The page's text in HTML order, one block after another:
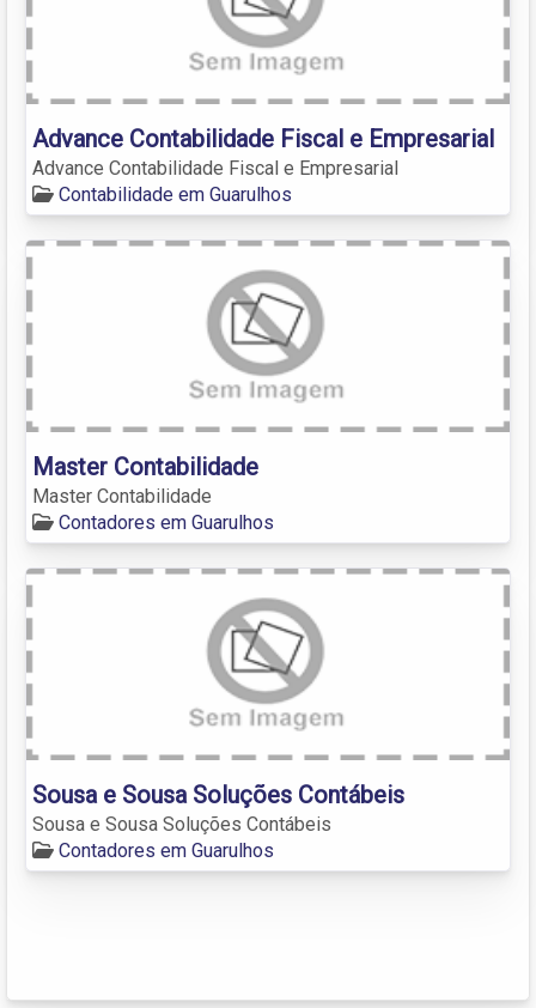
Advance Contabilidade Fiscal e Empresarial
Advance Contabilidade Fiscal e Empresarial
Contabilidade em Guarulhos
Master Contabilidade
Master Contabilidade
Contadores em Guarulhos
Sousa e Sousa Soluções Contábeis
Sousa e Sousa Soluções Contábeis
Contadores em Guarulhos